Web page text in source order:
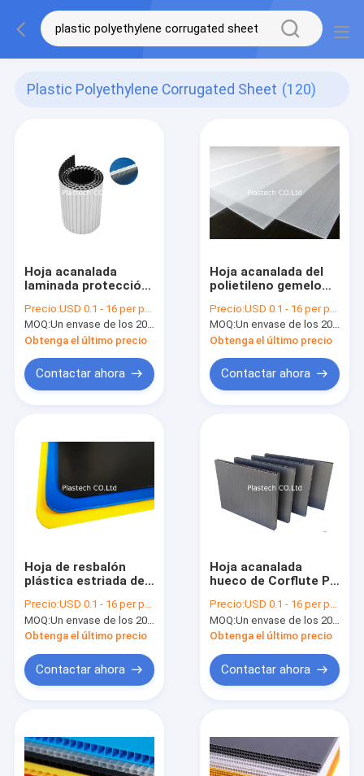
Plastic Polyethylene Corrugated Sheet (120)
Hoja acanalada
laminada protección
pisos
Precio:USD 0.1 - 16 per pcs
MOQ:Un envase de los 20ft
Obtenga el último precio
Contactar ahora
Hoja acanalada del
polietileno gemelo
Precio:USD 0.1 - 16 per pcs
MOQ:Un envase de los 20ft
Obtenga el último precio
Contactar ahora
Hoja de resbalón
plástica estriada del
estructura hueco
Precio:USD 0.1 - 16 per pcs
MOQ:Un envase de los 20ft
Obtenga el último precio
Contactar ahora
Hoja acanalada
hueco de Corflute Pp
piso
Precio:USD 0.1 - 16 per pcs
MOQ:Un envase de los 20ft
Obtenga el último precio
Contactar ahora